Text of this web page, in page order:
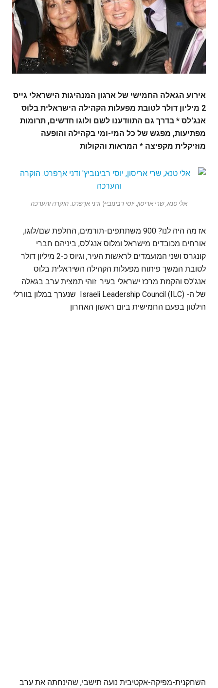
אירוע הגאלה החמישי של ארגון המנהיגות הישראלי גייס
2 מיליון דולר לטובת מפעלות הקהילה הישראלית בלוס
אנג'לס * בדרך גם התוודענו לשם ולוגו חדשים, תרומות
מפתיעות, מפגש של כל המי-ומי בקהילה והופעה
מוזיקלית מקפיצה * המראות והקולות
אלי טנא, שרי אריסון, יוסי רבינוביץ' ודני אךפרט. הוקרה והערכה
אז מה היה לנו? 900 משתתפים-תורמים, החלפת שם/לוגו,
אורחים מכובדים מישראל ומלוס אנג'לס, ביניהם חברי
קונגרס ושני המועמדים לראשות העיר, וגיוס כ-2 מיליון דולר
לטובת המשך פיתוח מפעלות הקהילה השיראלית בלוס
אנג'לס והקמת מרכז ישראלי בעיר. זוהי תמצית ערב בגאלה
של ה- Israeli Leadership Council (ILC) שנערך במלון בוורלי
הילטון בפעם החמישית ביום ראשון האחרון
השחקנית-מפיקה-אקטיבית נועה תישבי, שהינחתה את ערב